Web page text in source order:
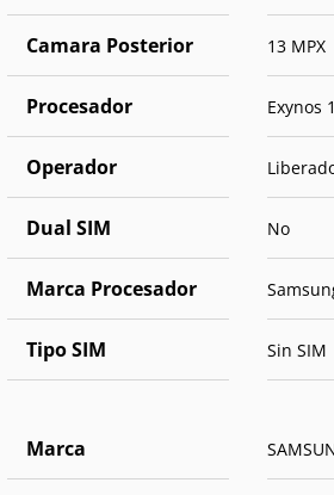
Camara Posterior 13 MPX
Procesador Exynos
Operador
Dual SIM No
Marca Procesador
Tipo SIM Sin SIM
Marca